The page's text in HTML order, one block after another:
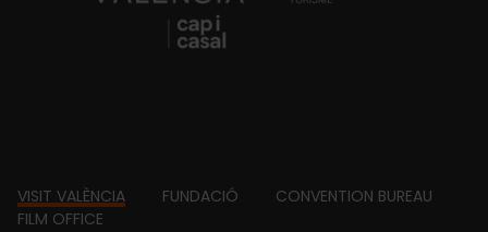
Footer
VISIT VALÈNCIA FUNDACIÓ
CONVENTION BUREAU
FILM OFFICE